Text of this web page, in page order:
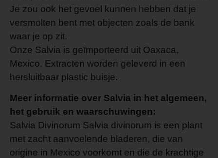
Je zou ook het gevoel kunnen hebben dat je
versmolten bent met objecten zoals de bank
waar je op zit.
Onze Salvia is geïmporteerd uit Oaxaca,
Mexico. Extracten worden geleverd in een
hersluitbaar plastic buisje.
Meer informatie over Salvia in het algemeen,
het gebruik en waarschuwingen:
Salvia Divinorum Salvia divinorum is een plant
met zacht aanvoelende bladeren, die van
origine in Mexico voorkomt en die de krachtige